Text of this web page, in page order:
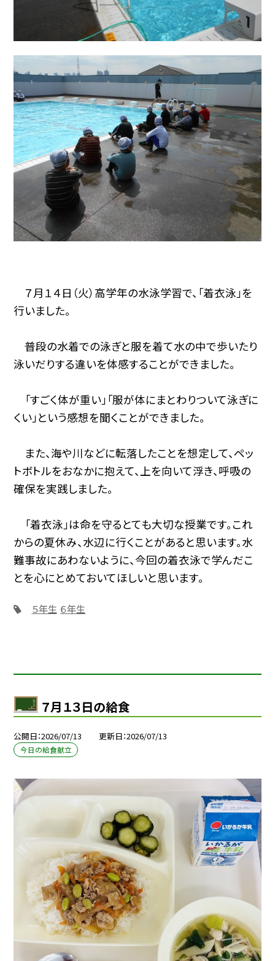
７月１４日（火）高学年の水泳学習で、「着衣泳」を
行いました。
普段の水着での泳ぎと服を着て水の中で歩いたり
泳いだりする違いを体感することができました。
「すごく体が重い」「服が体にまとわりついて泳ぎに
くい」という感想を聞くことができました。
また、海や川などに転落したことを想定して、ペッ
トボトルをおなかに抱えて、上を向いて浮き、呼吸の
確保を実践しました。
「着衣泳」は命を守るとても大切な授業です。これ
からの夏休み、水辺に行くことがあると思います。水
難事故にあわないように、今回の着衣泳で学んだこ
とを心にとめておいてほしいと思います。
５年生 ６年生
７月１３日の給食
公開日 2026/07/13 更新日 2026/07/13
今日の給食献立